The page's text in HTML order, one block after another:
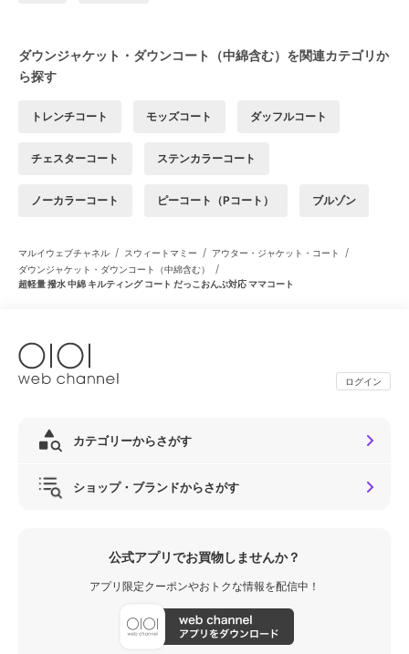
ダウンジャケット・ダウンコート（中綿含む）を関連カテゴリか
ら探す
トレンチコート モッズコート ダッフルコート
チェスターコート ステンカラーコート
ノーカラーコート ピーコート（Pコート） ブルゾン
マルイウェブチャネル / スウィートマミー / アウター・ジャケット・コート /
ダウンジャケット・ダウンコート（中綿含む） /
超軽量 撥水 中綿 キルティング コート だっこおんぶ対応 ママコート
ログイン
カテゴリーからさがす
ショップ・ブランドからさがす
公式アプリでお買物しませんか？
アプリ限定クーポンやおトクな情報を配信中！